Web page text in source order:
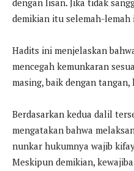
dengan lisan. Jika tidak
demikian itu selemah-lemah
Hadits ini menjelaskan
mencegah kemunkaran
masing, baik dengan
Berdasarkan kedua dalil
mengatakan bahwa
nunkar hukumnya wajib
Meskipun demikian,